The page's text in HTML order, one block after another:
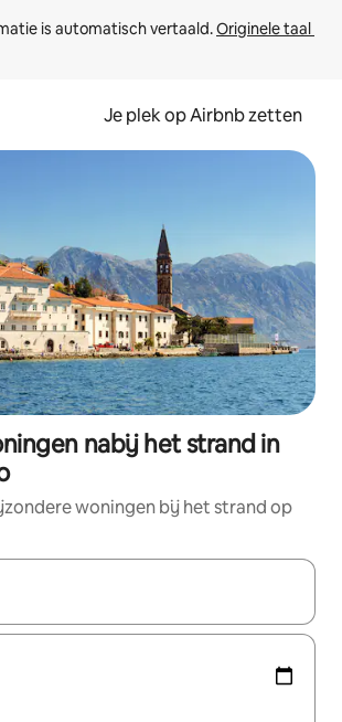
is automatisch vertaald. Originele taal
Je plek op Airbnb zetten
nabij het strand in
woningen bij het strand op
beschikbaar zijn, maak je een keuze